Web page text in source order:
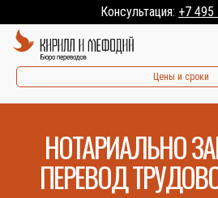
Консультация: +7 495
Цены и сроки
НОТАРИАЛЬНО
ПЕРЕВОД